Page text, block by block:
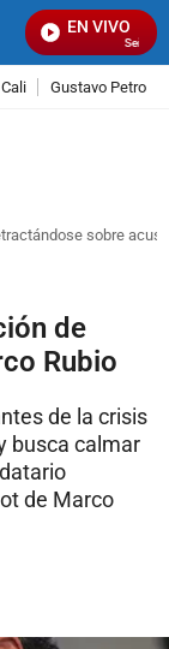
EN VIVO
Señal
Cali Gustavo Petro
sobre
de
Rubio
de la crisis
busca calmar
de Marco